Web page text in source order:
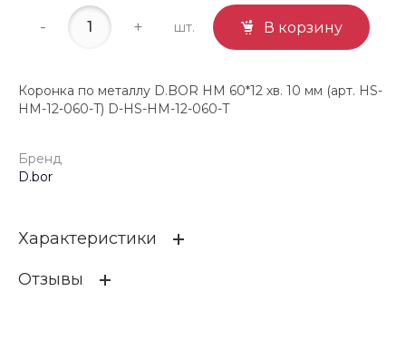
- + шт. В корзину
Коронка по металлу D.BOR HM 60*12 хв. 10 мм (арт. HS-
HM-12-060-T) D-HS-HM-12-060-T
Бренд
D.bor
Характеристики
Бренд
Отзывы